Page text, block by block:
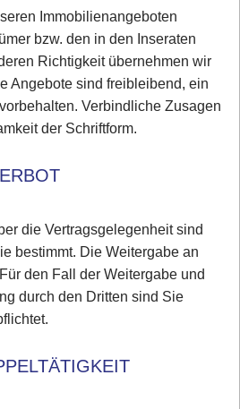
Immobilienangeboten
bzw. den in den Inseraten
Richtigkeit übernehmen wir
Angebote sind freibleibend, ein
Verbindliche Zusagen
der Schriftform.
die Vertragsgelegenheit sind
bestimmt. Die Weitergabe an
den Fall der Weitergabe und
durch den Dritten sind Sie